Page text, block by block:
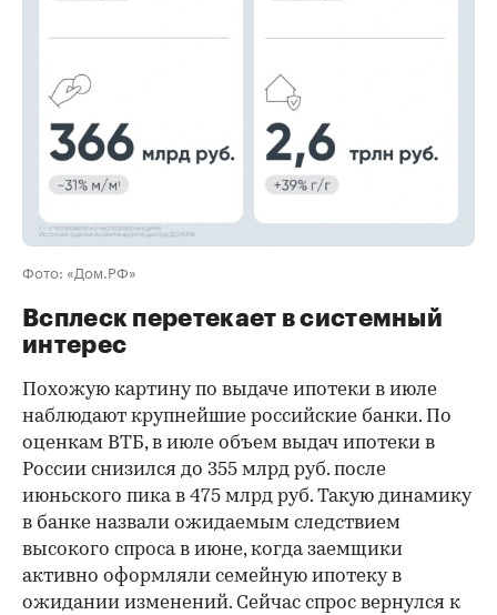
Фото: «Дом.РФ»
Всплеск перетекает в системный
интерес
Похожую картину по выдаче ипотеки в июле
наблюдают крупнейшие российские банки. По
оценкам ВТБ, в июле объем выдач ипотеки в
России снизился до 355 млрд руб. после
июньского пика в 475 млрд руб. Такую динамику
в банке назвали ожидаемым следствием
высокого спроса в июне, когда заемщики
активно оформляли семейную ипотеку в
ожидании изменений. Сейчас спрос вернулся к